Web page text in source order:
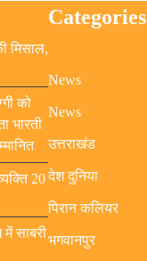
मिसाल,
को
भारती
20
साबरी
Categories
News
News
उत्तराखंड
देश दुनिया
पिरान कलियर
भगवानपुर